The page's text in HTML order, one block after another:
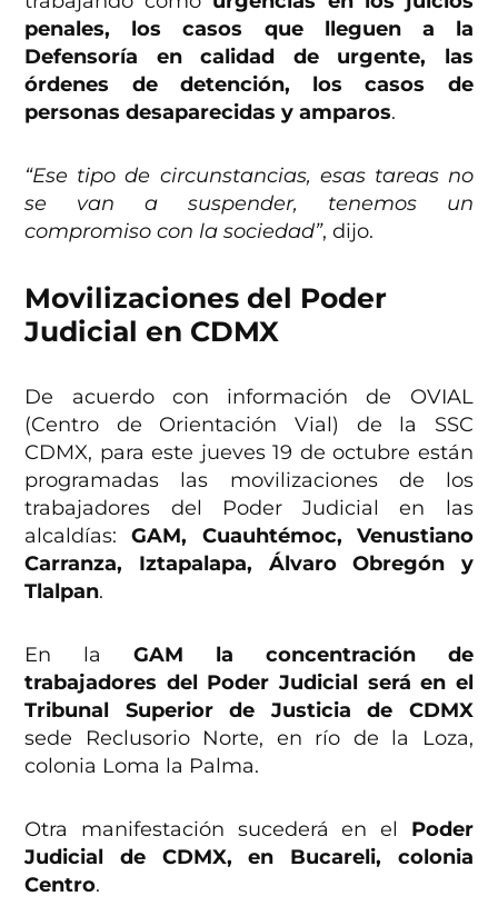
penales, los casos que lleguen a la
Defensoría en calidad de urgente, las
órdenes de detención, los casos de
personas desaparecidas y amparos.
“Ese tipo de circunstancias, esas tareas no
se van a suspender, tenemos un
compromiso con la sociedad”, dijo.
Movilizaciones del Poder
Judicial en CDMX
De acuerdo con información de OVIAL
(Centro de Orientación Vial) de la SSC
CDMX, para este jueves 19 de octubre están
programadas las movilizaciones de los
trabajadores del Poder Judicial en las
alcaldías:GAM, Cuauhtémoc, Venustiano
Carranza, Iztapalapa, Álvaro Obregón y
Tlalpan.
En la
GAM la concentración de
trabajadores del Poder Judicial será en el
Tribunal Superior de Justicia de CDMX
sede Reclusorio Norte, en río de la Loza,
colonia Loma la Palma.
Otra manifestación sucederá en el Poder
Judicial de CDMX, en Bucareli, colonia
Centro.